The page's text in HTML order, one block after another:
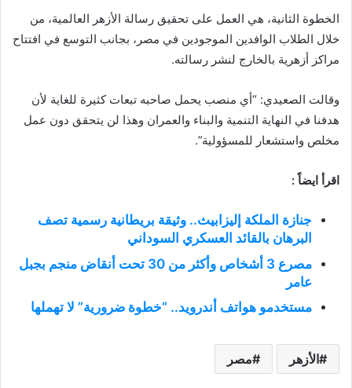
الخطوة الثانية، هي العمل على تحقيق رسالة الأزهر العالمية، من
خلال الطلاب الوافدين الموجودين في مصر، بجانب التوسع في افتتاح
مراكز أزهرية بالخارج لنشر رسالته.
وقالت الصعيدي: “أي منصب يحمل صاحبه تبعات كثيرة للغاية لأن
هدفنا في النهاية التنمية والبناء والعمران وهذا لن يتحقق دون عمل
مخلص واستشعار للمسؤولية”.
اقرأ ايضاً :
جنازة الملكة إليزابيث.. وثيقة بريطانية رسمية تصف
البرهان بالقائد العسكري السوداني
مصرع 3 أشخاص وأكثر من 30 تحت أنقاض منجم بجبل
عامر
مستخدمو هواتف أندرويد.. “خطوة ضرورية” لا تهملها
الأزهر مصر